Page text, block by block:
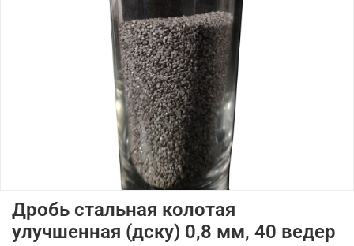
Дробь стальная колотая
улучшенная (дску) 0,8 мм, 40 ведер